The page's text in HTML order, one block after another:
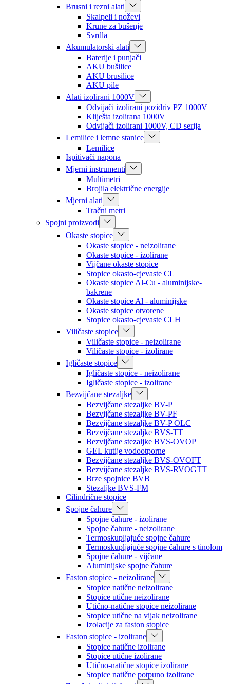
Brusni i rezni alati
Skalpeli i noževi
Krune za bušenje
Svrdla
Akumulatorski alati
Baterije i punjači
AKU bušilice
AKU brusilice
AKU pile
Alati izolirani 1000V
Odvijači izolirani pozidriv PZ 1000V
Kliješta izolirana 1000V
Odvijači izolirani 1000V, CD serija
Lemilice i lemne stanice
Lemilice
Ispitivači napona
Mjerni instrumenti
Multimetri
Brojila električne energije
Mjerni alati
Tračni metri
Spojni proizvodi
Okaste stopice
Okaste stopice - neizolirane
Okaste stopice - izolirane
Vijčane okaste stopice
Stopice okasto-cjevaste CL
Okaste stopice Al-Cu - aluminijske-
bakrene
Okaste stopice Al - aluminijske
Okaste stopice otvorene
Stopice okasto-cjevaste CLH
Viličaste stopice
Viličaste stopice - neizolirane
Viličaste stopice - izolirane
Igličaste stopice
Igličaste stopice - neizolirane
Igličaste stopice - izolirane
Bezvijčane stezaljke
Bezvijčane stezaljke BV-P
Bezvijčane stezaljke BV-PF
Bezvijčane stezaljke BV-P OLC
Bezvijčane stezaljke BVS-TT
Bezvijčane stezaljke BVS-OVOP
GEL kutije vodootporne
Bezvijčane stezaljke BVS-OVOFT
Bezvijčane stezaljke BVS-RVOGTT
Brze spojnice BVB
Stezaljke BVS-FM
Cilindrične stopice
Spojne čahure
Spojne čahure - izolirane
Spojne čahure - neizolirane
Termoskupljajuće spojne čahure
Termoskupljajuće spojne čahure s tinolom
Spojne čahure - vijčane
Aluminijske spojne čahure
Faston stopice - neizolirane
Stopice natične neizolirane
Stopice utične neizolirane
Utično-natične stopice neizolirane
Stopice utične na vijak neizolirane
Izolacije za faston stopice
Faston stopice - izolirane
Stopice natične izolirane
Stopice utične izolirane
Utično-natične stopice izolirane
Stopice natične potpuno izolirane